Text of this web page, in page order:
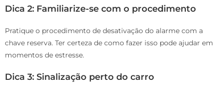
Dica 2: Familiarize-se com o procedimento
Pratique o procedimento de desativação do alarme com a
chave reserva. Ter certeza de como fazer isso pode ajudar em
momentos de estresse.
Dica 3: Sinalização perto do carro